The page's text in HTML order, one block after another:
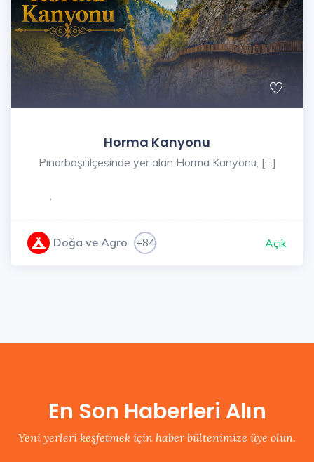
Horma Kanyonu
Pınarbaşı ilçesinde yer alan Horma Kanyonu, […]
Doğa ve Agro +84 Açık
En Son Haberleri Alın
Yeni yerleri keşfetmek için haber bültenimize üye olun.